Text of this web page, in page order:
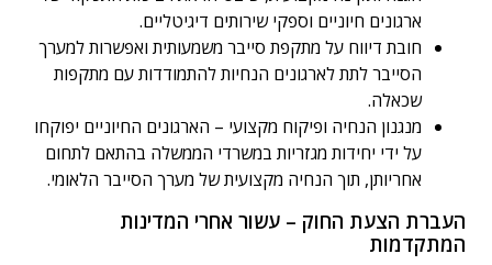
ארגונים חיוניים וספקי שירותים דיגיטליים.
חובת דיווח על מתקפת סייבר משמעותית ואפשרות למערך
הסייבר לתת לארגונים הנחיות להתמודדות עם מתקפות
שכאלה.
מנגנון הנחיה ופיקוח מקצועי – הארגונים החיוניים יפוקחו
על ידי יחידות מגזריות במשרדי הממשלה בהתאם לתחום
אחריותן, תוך הנחיה מקצועית של מערך הסייבר הלאומי.
העברת הצעת החוק – עשור אחרי המדינות
המתקדמות